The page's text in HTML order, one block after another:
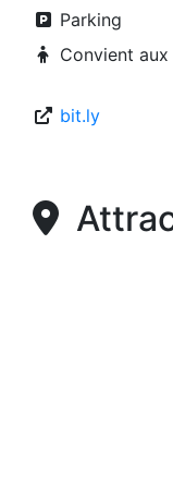
Parking
Convient
bit.ly